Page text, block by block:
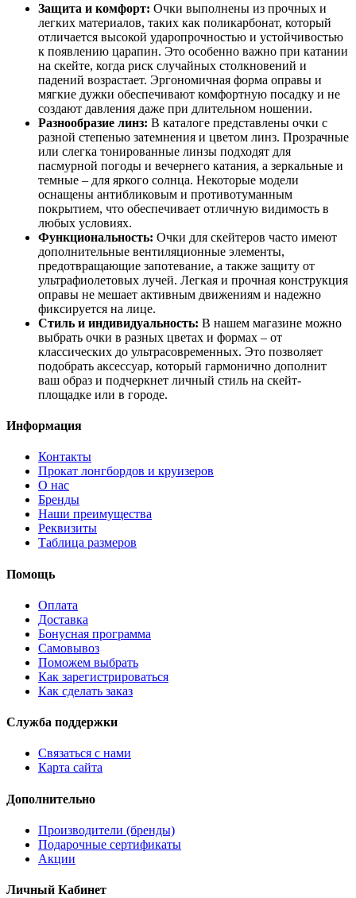
Защита и комфорт: Очки выполнены из прочных и
легких материалов, таких как поликарбонат, который
отличается высокой ударопрочностью и устойчивостью
к появлению царапин. Это особенно важно при катании
на скейте, когда риск случайных столкновений и
падений возрастает. Эргономичная форма оправы и
мягкие дужки обеспечивают комфортную посадку и не
создают давления даже при длительном ношении.
Разнообразие линз: В каталоге представлены очки с
разной степенью затемнения и цветом линз. Прозрачные
или слегка тонированные линзы подходят для
пасмурной погоды и вечернего катания, а зеркальные и
темные – для яркого солнца. Некоторые модели
оснащены антибликовым и противотуманным
покрытием, что обеспечивает отличную видимость в
любых условиях.
Функциональность: Очки для скейтеров часто имеют
дополнительные вентиляционные элементы,
предотвращающие запотевание, а также защиту от
ультрафиолетовых лучей. Легкая и прочная конструкция
оправы не мешает активным движениям и надежно
фиксируется на лице.
Стиль и индивидуальность: В нашем магазине можно
выбрать очки в разных цветах и формах – от
классических до ультрасовременных. Это позволяет
подобрать аксессуар, который гармонично дополнит
ваш образ и подчеркнет личный стиль на скейт-
площадке или в городе.
Информация
Контакты
Прокат лонгбордов и круизеров
О нас
Бренды
Наши преимущества
Реквизиты
Таблица размеров
Помощь
Оплата
Доставка
Бонусная программа
Самовывоз
Поможем выбрать
Как зарегистрироваться
Как сделать заказ
Служба поддержки
Связаться с нами
Карта сайта
Дополнительно
Производители (бренды)
Подарочные сертификаты
Акции
Личный Кабинет